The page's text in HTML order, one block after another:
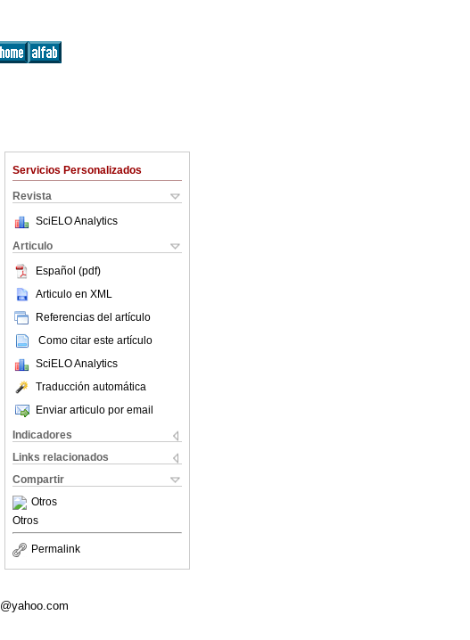
Servicios Personalizados
Revista
SciELO Analytics
Articulo
Español (pdf)
Articulo en XML
Referencias del artículo
Como citar este artículo
SciELO Analytics
Traducción automática
Enviar articulo por email
Indicadores
Links relacionados
Compartir
Otros
Otros
Permalink